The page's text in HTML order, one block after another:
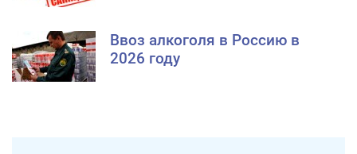
Ввоз алкоголя в Россию в
2026 году